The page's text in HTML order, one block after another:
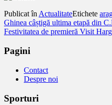
Publicat înActualitateEtichete
Navigare
în
articole
Ghinea câștigă ultima etapă din
Festivitatea de premieră Visit
Pagini
Contact
Despre noi
Sporturi